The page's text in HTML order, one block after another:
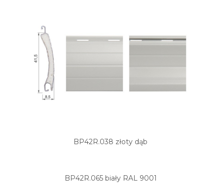
BP42R.038 złoty dąb
BP42R.065 biały RAL 9001